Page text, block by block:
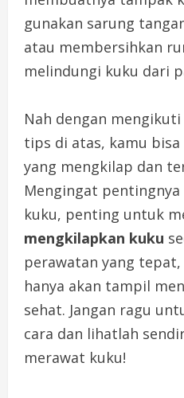
gunakan sarung
atau membersihkan
melindungi kuku dari
Nah dengan
tips di atas, kamu
yang mengkilap dan
Mengingat
kuku, penting untuk
mengkilapkan kuku
perawatan yang
hanya akan tampil
sehat. Jangan ragu
cara dan lihatlah
merawat kuku!